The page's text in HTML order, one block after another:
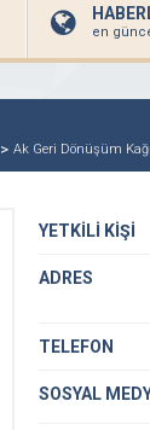
en
Ak Geri Dönüşüm
YETKİLİ KİŞİ
ADRES
TELEFON
SOSYAL